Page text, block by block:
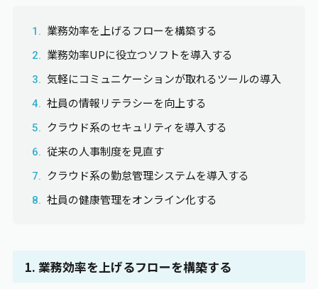
業務効率を上げるフローを構築する
業務効率UPに役立つソフトを導入する
気軽にコミュニケーションが取れるツールの導入
社員の情報リテラシーを向上する
クラウド系のセキュリティを導入する
従来の人事制度を見直す
クラウド系の勤怠管理システムを導入する
社員の健康管理をオンライン化する
1. 業務効率を上げるフローを構築する